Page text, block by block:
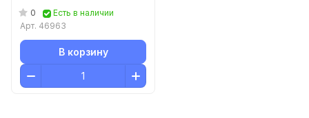
0
Есть в наличии
Арт. 46963
В корзину